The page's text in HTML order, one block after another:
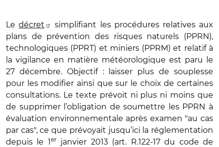
Ledécret
simplifiant les procédures relatives aux
plans de prévention des risques naturels (PPRN),
technologiques (PPRT) et miniers (PPRM) et relatif à
la vigilance en matière météorologique est paru le
27 décembre. Objectif : laisser plus de souplesse
pour les modifier ainsi que sur le choix de certaines
consultations. Le texte prévoit ni plus ni moins que
de supprimer l’obligation de soumettre les PPRN à
évaluation environnementale après examen "au cas
par cas", ce que prévoyait jusqu’ici la réglementation
depuis le 1erjanvier 2013 (art. R.122-17 du code de